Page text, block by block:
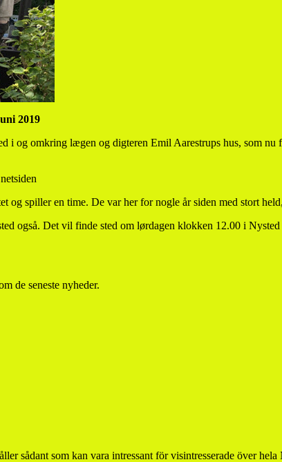
2019
og omkring lægen og digteren Emil Aarestrups hus, som nu
og spiller en time. De var her for nogle år siden med stort
også. Det vil finde sted om lørdagen klokken 12.00 i
de seneste nyheder.
sådant som kan vara intressant för visintresserade över hela